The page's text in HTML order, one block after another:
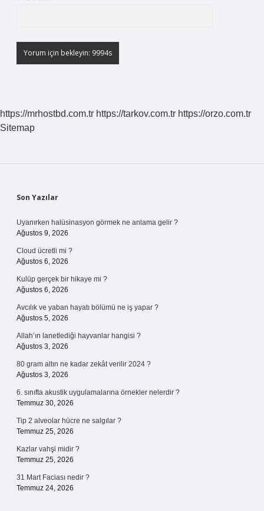
https://mrhostbd.com.tr https://tarkov.com.tr https://orzo.com.tr
Sitemap
Sidebar
Son Yazılar
Uyanırken halüsinasyon görmek ne anlama gelir ?
Ağustos 9, 2026
Cloud ücretli mi ?
Ağustos 6, 2026
Kulüp gerçek bir hikaye mi ?
Ağustos 6, 2026
Avcılık ve yaban hayatı bölümü ne iş yapar ?
Ağustos 5, 2026
Allah’ın lanetlediği hayvanlar hangisi ?
Ağustos 3, 2026
80 gram altın ne kadar zekât verilir 2024 ?
Ağustos 3, 2026
6. sınıfta akustik uygulamalarına örnekler nelerdir ?
Temmuz 30, 2026
Tip 2 alveolar hücre ne salgılar ?
Temmuz 25, 2026
Kazlar vahşi midir ?
Temmuz 25, 2026
31 Mart Faciası nedir ?
Temmuz 24, 2026